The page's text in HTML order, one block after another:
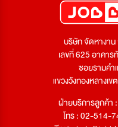
บริษัท จัดหางาน
เลขที่ 625 อาคา
ซอยรามคำ
แขวงวังทองหลางเ
ฝ่ายบริการลูกค้า
โทร : 02-514-